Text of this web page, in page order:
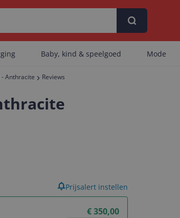
Baby, kind & speelgoed Mode
Anthracite Reviews
€ 350,00
Prijsalert instellen